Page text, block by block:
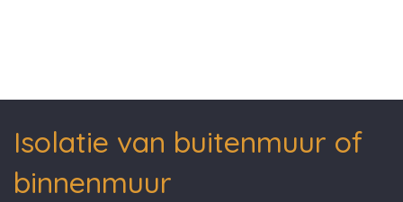
Isolatie van buitenmuur of
binnenmuur